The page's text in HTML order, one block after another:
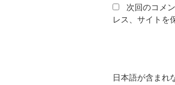
次回のコメ
レス、サイトを
日本語が含まれ